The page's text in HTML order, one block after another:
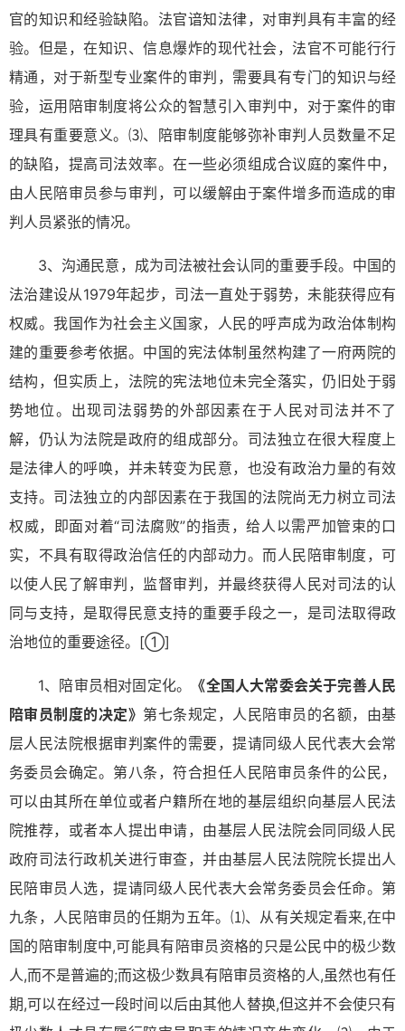
官的知识和经验缺陷。法官谙知法律，对审判具有丰富的经
验。但是，在知识、信息爆炸的现代社会，法官不可能行行
精通，对于新型专业案件的审判，需要具有专门的知识与经
验，运用陪审制度将公众的智慧引入审判中，对于案件的审
理具有重要意义。⑶、陪审制度能够弥补审判人员数量不足
的缺陷，提高司法效率。在一些必须组成合议庭的案件中，
由人民陪审员参与审判，可以缓解由于案件增多而造成的审
判人员紧张的情况。
3、沟通民意，成为司法被社会认同的重要手段。中国的
法治建设从1979年起步，司法一直处于弱势，未能获得应有
权威。我国作为社会主义国家，人民的呼声成为政治体制构
建的重要参考依据。中国的宪法体制虽然构建了一府两院的
结构，但实质上，法院的宪法地位未完全落实，仍旧处于弱
势地位。出现司法弱势的外部因素在于人民对司法并不了
解，仍认为法院是政府的组成部分。司法独立在很大程度上
是法律人的呼唤，并未转变为民意，也没有政治力量的有效
支持。司法独立的内部因素在于我国的法院尚无力树立司法
权威，即面对着“司法腐败”的指责，给人以需严加管束的口
实，不具有取得政治信任的内部动力。而人民陪审制度，可
以使人民了解审判，监督审判，并最终获得人民对司法的认
同与支持，是取得民意支持的重要手段之一，是司法取得政
治地位的重要途径。 [①]
1、陪审员相对固定化。
《全国人大常委会关于完善人民
陪审员制度的决定》 第七条规定，人民陪审员的名额，由基
层人民法院根据审判案件的需要，提请同级人民代表大会常
务委员会确定。第八条，符合担任人民陪审员条件的公民，
可以由其所在单位或者户籍所在地的基层组织向基层人民法
院推荐，或者本人提出申请，由基层人民法院会同同级人民
政府司法行政机关进行审查，并由基层人民法院院长提出人
民陪审员人选，提请同级人民代表大会常务委员会任命。第
九条，人民陪审员的任期为五年。⑴、从有关规定看来,在中
国的陪审制度中,可能具有陪审员资格的只是公民中的极少数
人,而不是普遍的;而这极少数具有陪审员资格的人,虽然也有任
期,可以在经过一段时间以后由其他人替换,但这并不会使只有